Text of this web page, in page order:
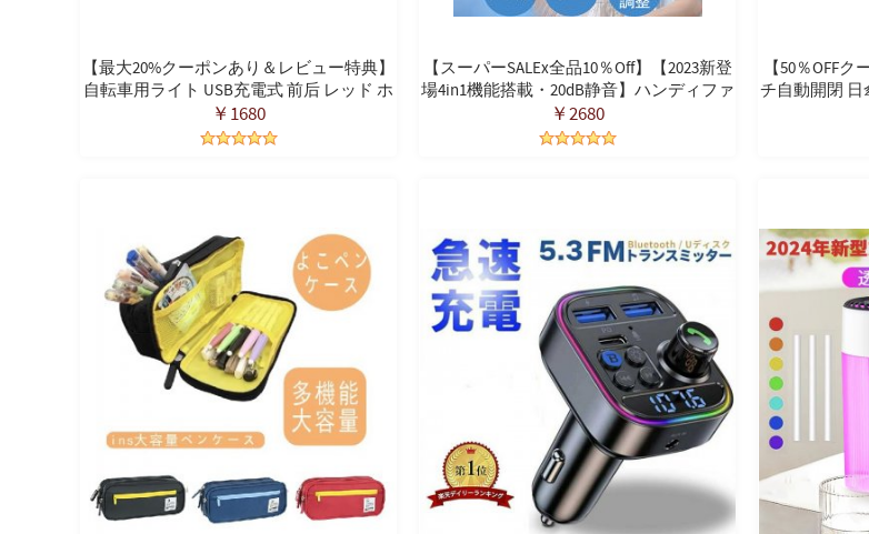
【最大20%クーポンあり＆レビュー特典】
自転車用ライト USB充電式 前后 レッド ホ
ワイト 2個セット防水 LED自転車用ライト
6つの照明モード 警告灯 マウンテンバイク
ロードバイク 登山 夜釣り用 セーフティラ
￥1680
【スーパーSALEx全品10％off】【2023新登
場4in1機能搭載・20dB静音】ハンディファ
ン 手持ち扇風機 6段階風量調節 卓上扇風
機 ミニ扇風機 6000mAh大容量 USB充電式
せんぷうき扇風機 最大20時間動作 折り畳
￥2680
【50％OFF
チ自動開閉 日
み傘 超軽量
コンパクト
風撥水 晴雨